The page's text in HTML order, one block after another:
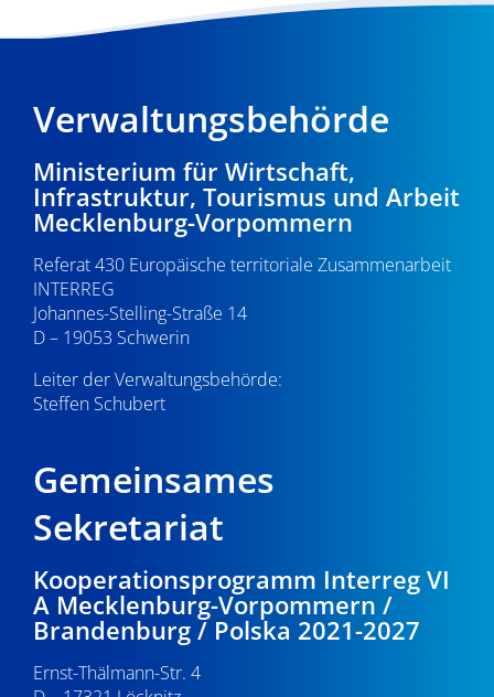
Verwaltungsbehörde
Ministerium für Wirtschaft,
Infrastruktur, Tourismus und Arbeit
Mecklenburg-Vorpommern
Referat 430 Europäische territoriale Zusammenarbeit
INTERREG
Johannes-Stelling-Straße 14
D – 19053 Schwerin
Leiter der Verwaltungsbehörde:
Steffen Schubert
Gemeinsames
Sekretariat
Kooperationsprogramm Interreg VI
A Mecklenburg-Vorpommern /
Brandenburg / Polska 2021-2027
Ernst-Thälmann-Str. 4